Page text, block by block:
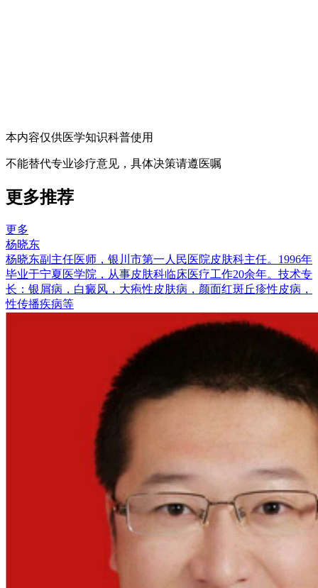
本内容仅供医学知识科普使用
不能替代专业诊疗意见，具体决策请遵医嘱
更多推荐
更多
杨晓东
杨晓东副主任医师，银川市第一人民医院皮肤科主任。1996年
毕业于宁夏医学院，从事皮肤科临床医疗工作20余年。技术专
长：银屑病，白癜风，大疱性皮肤病，颜面红斑丘疹性皮病，
性传播疾病等